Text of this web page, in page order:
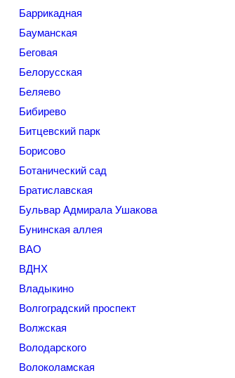
Баррикадная
Бауманская
Беговая
Белорусская
Беляево
Бибирево
Битцевский парк
Борисово
Ботанический сад
Братиславская
Бульвар Адмирала Ушакова
Бунинская аллея
ВАО
ВДНХ
Владыкино
Волгоградский проспект
Волжская
Володарского
Волоколамская